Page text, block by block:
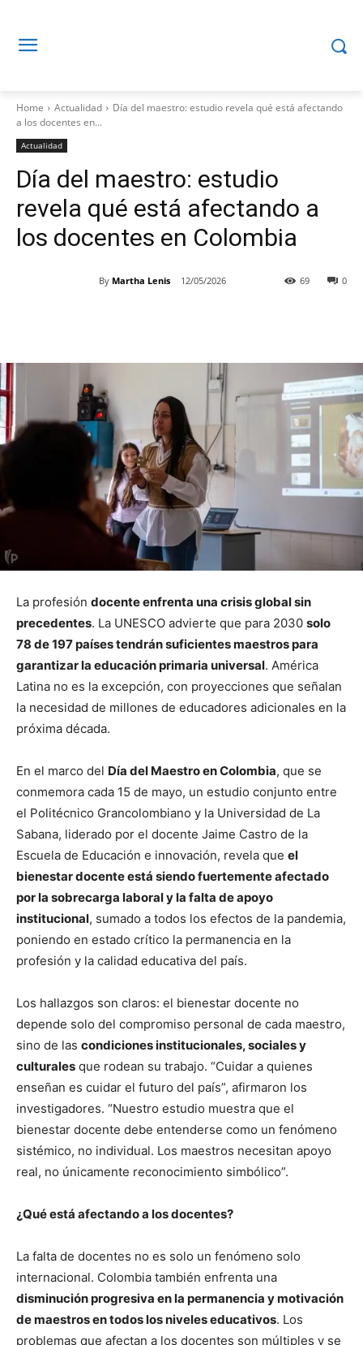
Home Actualidad
Día del maestro: estudio revela qué está afectando
a los docentes en...
Actualidad
Día del maestro: estudio
revela qué está afectando a
los docentes en Colombia
By Martha Lenis 12/05/2026 0
69
La profesión docente enfrenta una crisis global sin
precedentes. La UNESCO advierte que para 2030 solo
78 de 197 países tendrán suficientes maestros para
garantizar la educación primaria universal. América
Latina no es la excepción, con proyecciones que señalan
la necesidad de millones de educadores adicionales en la
próxima década.
En el marco del Día del Maestro en Colombia, que se
conmemora cada 15 de mayo, un estudio conjunto entre
el Politécnico Grancolombiano y la Universidad de La
Sabana, liderado por el docente Jaime Castro de la
Escuela de Educación e innovación, revela que el
bienestar docente está siendo fuertemente afectado
por la sobrecarga laboral y la falta de apoyo
institucional, sumado a todos los efectos de la pandemia,
poniendo en estado crítico la permanencia en la
profesión y la calidad educativa del país.
Los hallazgos son claros: el bienestar docente no
depende solo del compromiso personal de cada maestro,
sino de las condiciones institucionales, sociales y
culturales que rodean su trabajo. “Cuidar a quienes
enseñan es cuidar el futuro del país”, afirmaron los
investigadores. “Nuestro estudio muestra que el
bienestar docente debe entenderse como un fenómeno
sistémico, no individual. Los maestros necesitan apoyo
real, no únicamente reconocimiento simbólico”.
¿Qué está afectando a los docentes?
La falta de docentes no es solo un fenómeno solo
internacional. Colombia también enfrenta una
disminución progresiva en la permanencia y motivación
de maestros en todos los niveles educativos. Los
problemas que afectan a los docentes son múltiples y se